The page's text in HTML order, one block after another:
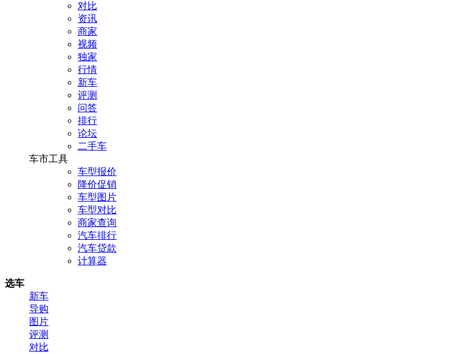
对比
资讯
商家
视频
独家
行情
新车
评测
问答
排行
论坛
二手车
车市工具
车型报价
降价促销
车型图片
车型对比
商家查询
汽车排行
汽车贷款
计算器
选车
新车
导购
图片
评测
对比